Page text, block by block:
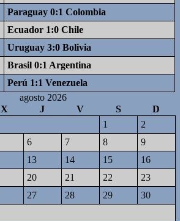
Paraguay 0:1 Colombia
Ecuador 1:0 Chile
Uruguay 3:0 Bolivia
Brasil 0:1 Argentina
Perú 1:1 Venezuela
agosto 2026
X J V S
D
1
2
6 7 8
9
13 14 15
16
20 21 22
23
27 28 29
30